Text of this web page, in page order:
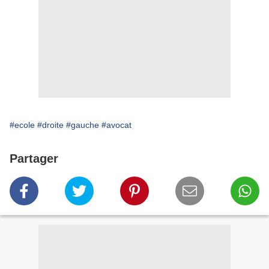
#ecole #droite #gauche #avocat
Partager